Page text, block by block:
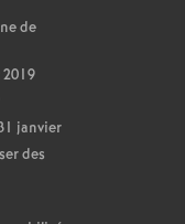
de
janvier
des